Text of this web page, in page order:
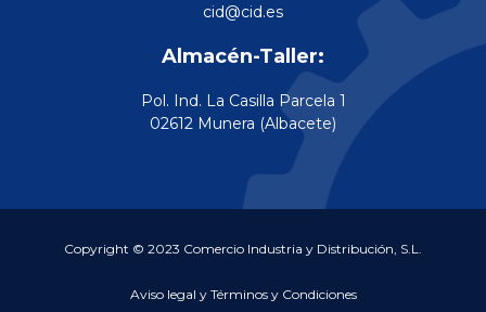
cid@cid.es
Almacén-Taller:
Pol. Ind. La Casilla Parcela 1
02612 Munera (Albacete)
Copyright © 2023 Comercio Industria y Distribución, S.L.
Aviso legal y Términos y Condiciones